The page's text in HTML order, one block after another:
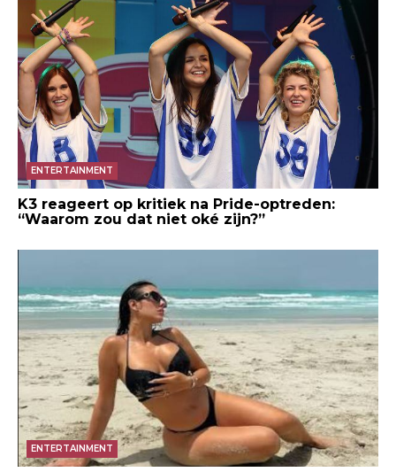
ENTERTAINMENT
K3 reageert op kritiek na Pride-optreden:
“Waarom zou dat niet oké zijn?”
ENTERTAINMENT